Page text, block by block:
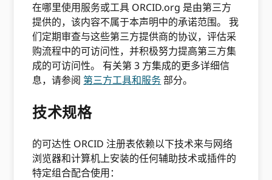
在哪里使用服务或工具 ORCID.org 是由第三方
提供的，该内容不属于本声明中的承诺范围。 我
们定期审查与这些第三方提供商的协议，评估采
购流程中的可访问性，并积极努力提高第三方集
成的可访问性。 有关第 3 方集成的更多详细信
息，请参阅 第三方工具和服务部分。
技术规格
的可达性 ORCID 注册表依赖以下技术来与网络
浏览器和计算机上安装的任何辅助技术或插件的
特定组合配合使用：